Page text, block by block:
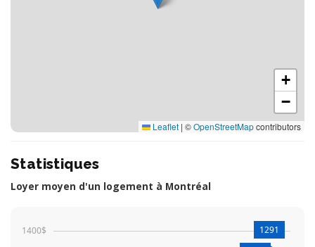
+
−
Leaflet | ©OpenStreetMapcontributors
Statistiques
Loyer moyen d'un logement à Montréal
1400$
1291